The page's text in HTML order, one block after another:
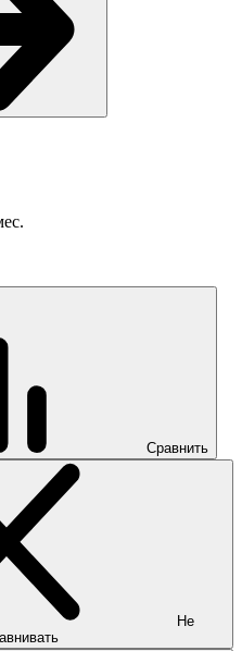
Сравнить
Не